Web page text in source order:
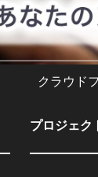
クラウド
プロジェク